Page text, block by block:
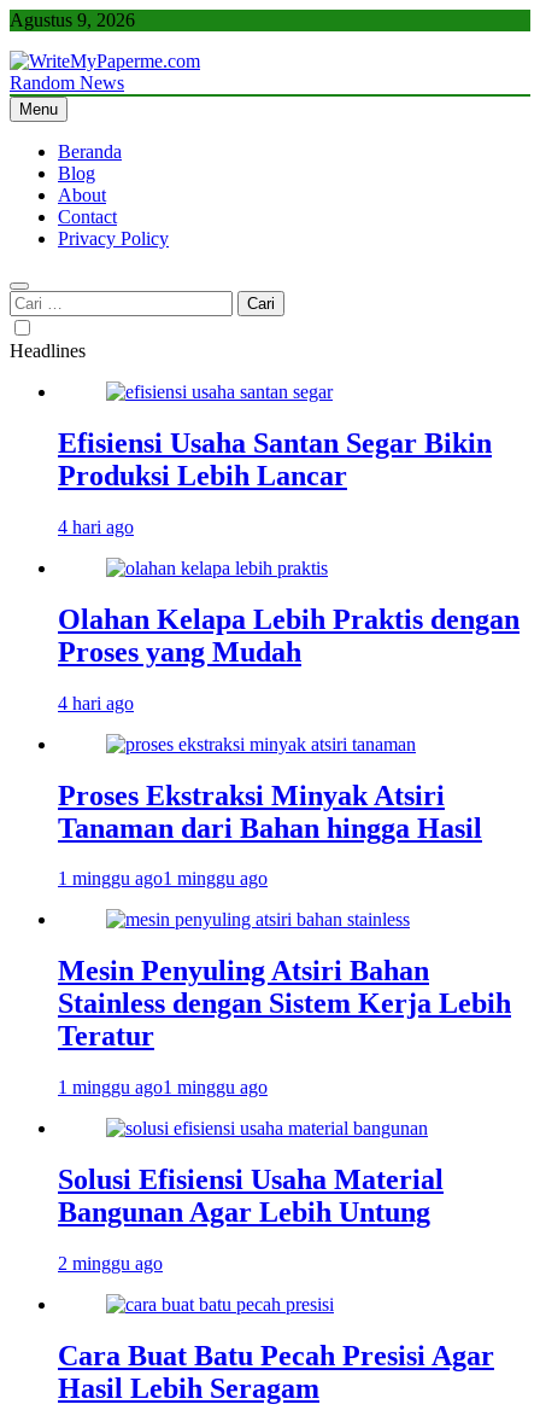
Skip
content
Agustus 9, 2026
WriteMyPaperme.com
Bisnis, Kuliner, Teknologi
Random News
Menu
Beranda
Blog
About
Contact
Privacy Policy
Cari
untuk:
Headlines
Efisiensi Usaha Santan Segar Bikin
Produksi Lebih Lancar
4 hari ago
Olahan Kelapa Lebih Praktis dengan
Proses yang Mudah
4 hari ago
Proses Ekstraksi Minyak Atsiri
Tanaman dari Bahan hingga Hasil
1 minggu ago1 minggu ago
Mesin Penyuling Atsiri Bahan
Stainless dengan Sistem Kerja Lebih
Teratur
1 minggu ago1 minggu ago
Solusi Efisiensi Usaha Material
Bangunan Agar Lebih Untung
2 minggu ago
Cara Buat Batu Pecah Presisi Agar
Hasil Lebih Seragam